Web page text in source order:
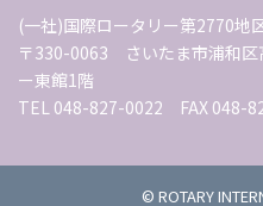
(一社)国際ロータリー第2770地
〒330-0063 さいたま市浦和区
ー東館1階
TEL 048-827-0022 FAX 048-
© ROTARY